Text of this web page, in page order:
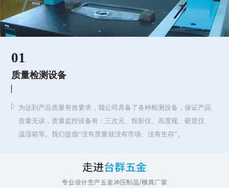
01
质量检测设备
为达到产品质量有效要求，我公司具备了各种检测设备，保证产品
质量无误，质量监控设备有：三次元、投影仪、高度规、硬度仪、
温湿箱等。我们提倡“没有质量就没有市场、没有生存”。